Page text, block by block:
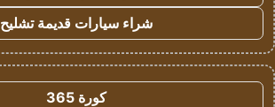
شراء سيارات قديمة تشليح
كورة 365